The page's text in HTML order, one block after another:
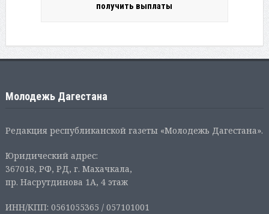
получить выплаты
Молодежь Дагестана
Редакция республиканской газеты «Молодежь Дагестана».
Юридический адрес:
367018, РФ, РД, г. Махачкала,
пр. Насрутдинова 1А, 4 этаж
ИНН/КПП: 0561055365 / 057101001